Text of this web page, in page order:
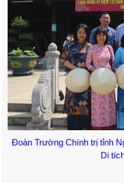
Đoàn Trường Chính trị tỉnh
Di